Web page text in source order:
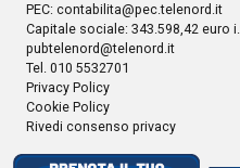
PEC: contabilita@pec.telenord.it
Capitale sociale: 343.598,42 euro
pubtelenord@telenord.it
Tel. 010 5532701
Privacy Policy
Cookie Policy
Rivedi consenso privacy